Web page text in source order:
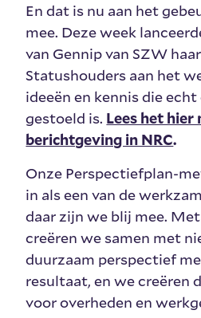
En dat is nu aan het
mee. Deze week
van Gennip van SZW
Statushouders aan het
ideeën en kennis die
gestoeld is. Lees het hier
berichtgeving in NRC.
Onze Perspectiefplan-
in als een van de
daar zijn we blij mee.
creëren we samen met
duurzaam perspectief
resultaat, en we creëren
voor overheden en